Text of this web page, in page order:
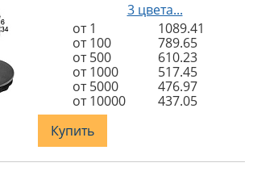
3 цвета...
от 1
1089.41
от 100
789.65
от 500
610.23
от 1000
517.45
от 5000
476.97
от 10000
437.05
Купить